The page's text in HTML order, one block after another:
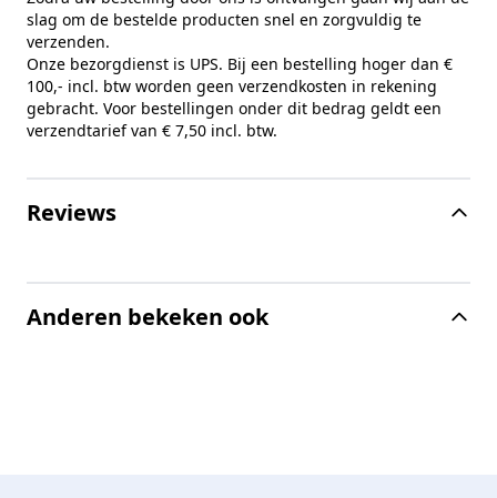
slag om de bestelde producten snel en zorgvuldig te
verzenden.
Onze bezorgdienst is UPS. Bij een bestelling hoger dan €
100,- incl. btw worden geen verzendkosten in rekening
gebracht. Voor bestellingen onder dit bedrag geldt een
verzendtarief van € 7,50 incl. btw.
Reviews
Anderen bekeken ook